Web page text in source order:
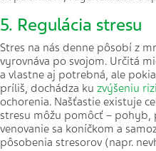
5. Regulácia stresu
Stres na nás denne pôsobí z
vyrovnáva po svojom. Určitá
a vlastne aj potrebná, ale
príliš, dochádza ku zvýšeniu
ochorenia. Našťastie existuje
stresu môžu pomôcť –
venovanie sa koníčkom a
pôsobenia stresorov (napr.